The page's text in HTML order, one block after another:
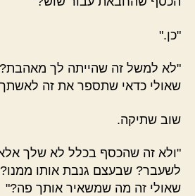
"כן."
"לא למשל זה שהייתה לך
שאולי כדאי שתספר את זה
שוב שתיקה.
"ולא זה שהכסף בכלל לא שלך
לשעבר? שבעצם גנבת אותו
שאולי זה מה שמשאיר אותך פה?"